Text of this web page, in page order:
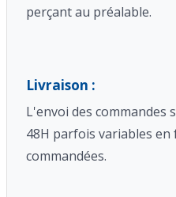
perçant au préalable.
Livraison :
L'envoi des commandes
48H parfois variables
commandées.